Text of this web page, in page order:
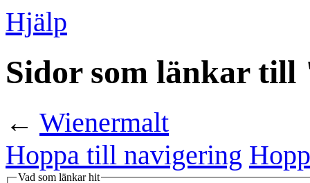
Hjälp
Sidor som länkar
← Wienermalt
Hoppa till navigering
Vad som länkar hit